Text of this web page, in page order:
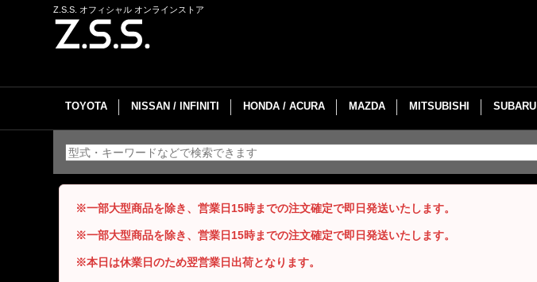
Z.S.S. オフィシャル オンラインストア
TOYOTA NISSAN / INFINITI HONDA / ACURA MAZDA MITSUBISHI SUBARU
※一部大型商品を除き、営業日15時までの注文確定で即日発送いたします。
※一部大型商品を除き、営業日15時までの注文確定で即日発送いたします。
※本日は休業日のため翌営業日出荷となります。